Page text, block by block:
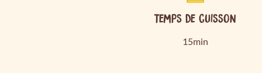
Temps de cuisson
15min